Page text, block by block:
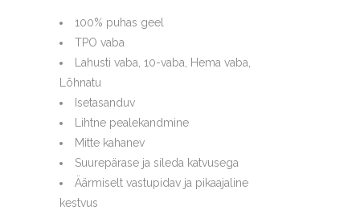
100% puhas geel
TPO vaba
Lahusti vaba, 10-vaba, Hema vaba,
Lõhnatu
Isetasanduv
Lihtne pealekandmine
Mitte kahanev
Suurepärase ja sileda katvusega
Äärmiselt vastupidav ja pikaajaline
kestvus